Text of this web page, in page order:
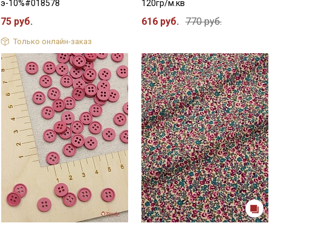
э-10%#018578
75 руб.
Только онлайн-заказ
120гр/м.кв
616 руб. 770 руб.